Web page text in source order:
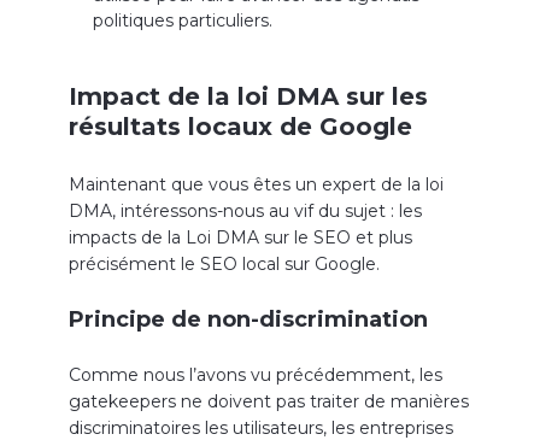
politiques particuliers.
Impact de la loi DMA sur les
résultats locaux de Google
Maintenant que vous êtes un expert de la loi
DMA, intéressons-nous au vif du sujet : les
impacts de la Loi DMA sur le SEO et plus
précisément le SEO local sur Google.
Principe de non-discrimination
Comme nous l’avons vu précédemment, les
gatekeepers ne doivent pas traiter de manières
discriminatoires les utilisateurs, les entreprises